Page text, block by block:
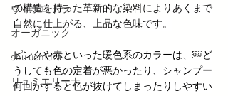
ヴィラロドラ
オーガニック
shu uemura
リュミエリーナ
の構造を持った革新的な染料によりあくまで
自然に仕上がる、上品な色味です。
ピンクや赤といった暖色系のカラーは、￼ど
うしても色の定着が悪かったり、シャンプー
何回かすると色が抜けてしまったりしやすい